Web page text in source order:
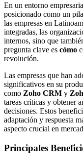
En un entorno
posicionado como un
las empresas en
integradas, las
internos, sino que
pregunta clave es cómo
revolución.
Las empresas que han
significativos en su
como Zoho CRM y
tareas críticas y obtener
decisiones. Estos
adaptación y respuesta
aspecto crucial en
Principales